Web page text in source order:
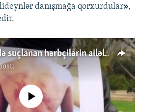
danışmağa qorxurdular»,
Vətənə xəyanətdə suçlanan hərbçilərin ailələri prezidentə şikayətə gəlib
source currently available